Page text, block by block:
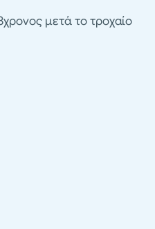
μετά το τροχαίο